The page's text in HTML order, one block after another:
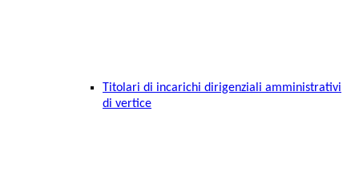
Titolari di incarichi dirigenziali amministrativi
di vertice